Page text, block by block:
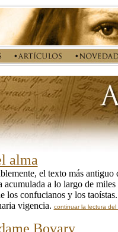
alma
el texto más antiguo
a lo largo de
los confucianos y los
vigencia. continuar la lectura del
Bovary